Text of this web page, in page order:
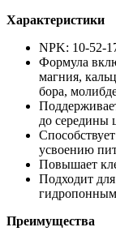
Характеристики
NPK: 10-52-
Формула
магния,
бора,
до середины
усвоению
Повышает
Подходит
Преимущества